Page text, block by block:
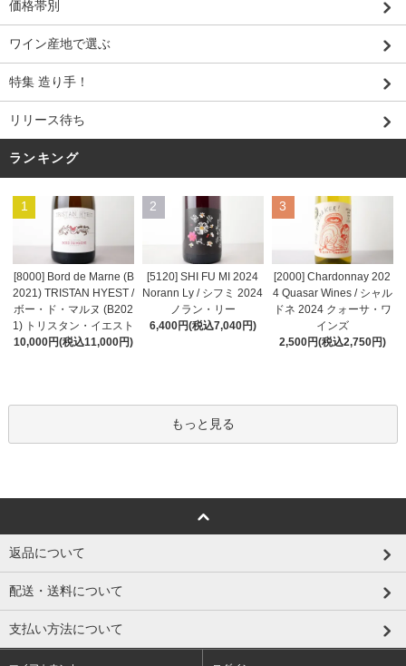
価格帯別
ワイン産地で選ぶ
特集 造り手！
リリース待ち
ランキング
1
[8000] Bord de Marne (B
2021) TRISTAN HYEST /
ボー・ド・マルヌ (B202
1) トリスタン・イエスト
10,000円(税込11,000円)
2
[5120] SHI FU MI 2024
Norann Ly / シフミ 2024
ノラン・リー
6,400円(税込7,040円)
3
[2000] Chardonnay 202
4 Quasar Wines / シャル
ドネ 2024 クォーサ・ワ
インズ
2,500円(税込2,750円)
もっと見る
返品について
配送・送料について
支払い方法について